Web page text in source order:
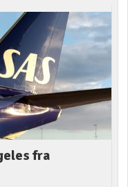
fra